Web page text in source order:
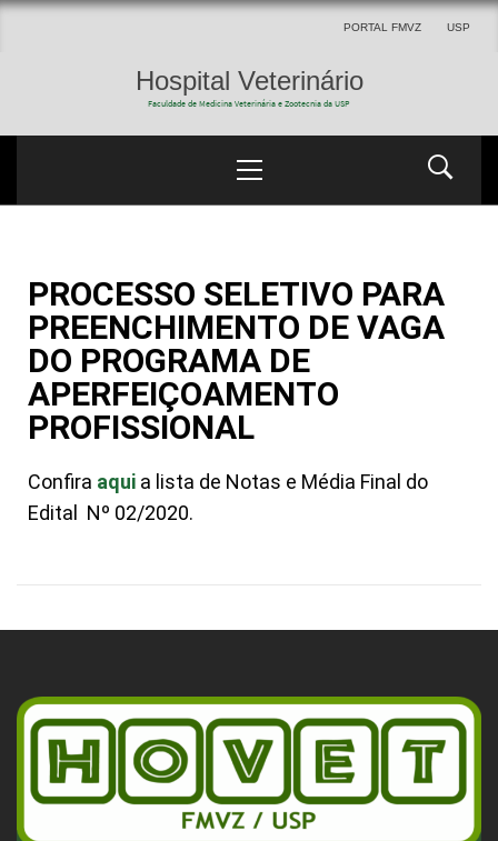
PORTAL FMVZ USP
Hospital Veterinário
Faculdade de Medicina Veterinária e Zootecnia da USP
PROCESSO SELETIVO PARA
PREENCHIMENTO DE VAGA
DO PROGRAMA DE
APERFEIÇOAMENTO
PROFISSIONAL
Confira aqui a lista de Notas e Média Final do
Edital Nº 02/2020.